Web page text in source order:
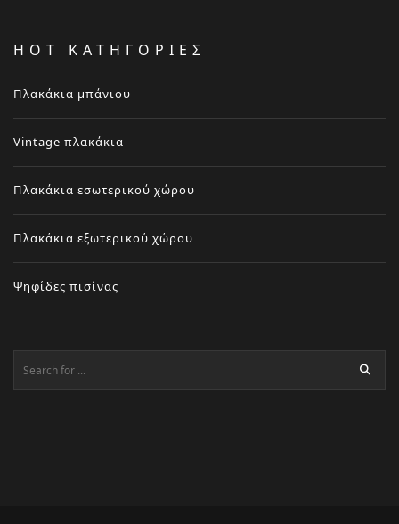
HOT ΚΑΤΗΓΟΡΙΕΣ
Πλακάκια μπάνιου
Vintage πλακάκια
Πλακάκια εσωτερικού χώρου
Πλακάκια εξωτερικού χώρου
Ψηφίδες πισίνας